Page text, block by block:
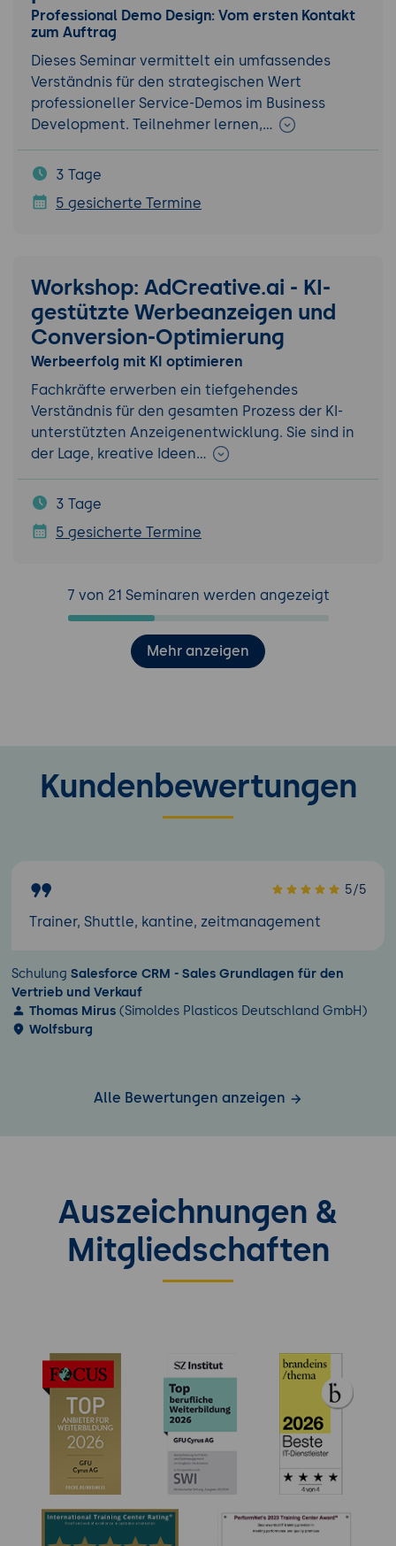
Professional Demo Design: Vom ersten Kontakt
zum Auftrag
Dieses Seminar vermittelt ein umfassendes
Verständnis für den strategischen Wert
professioneller Service-Demos im Business
Development. Teilnehmer lernen,…
3 Tage
5 gesicherte Termine
Workshop: AdCreative.ai - KI-
gestützte Werbeanzeigen und
Conversion-Optimierung
Werbeerfolg mit KI optimieren
Fachkräfte erwerben ein tiefgehendes
Verständnis für den gesamten Prozess der KI-
unterstützten Anzeigenentwicklung. Sie sind in
der Lage, kreative Ideen…
3 Tage
5 gesicherte Termine
7 von 21 Seminaren werden angezeigt
Mehr anzeigen
Kundenbewertungen
5/5
Trainer, Shuttle, kantine, zeitmanagement
Schulung Salesforce CRM - Sales Grundlagen für den
Vertrieb und Verkauf
Thomas Mirus (Simoldes Plasticos Deutschland GmbH)
Wolfsburg
Alle Bewertungen anzeigen
Auszeichnungen &
Mitgliedschaften